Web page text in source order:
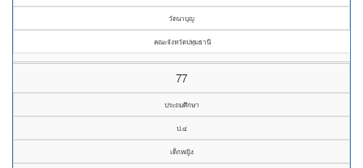
วัดนาบุญ
คณะจังหวัดปทุมธานี
77
ประถมศึกษา
ป.๔
เด็กหญิง